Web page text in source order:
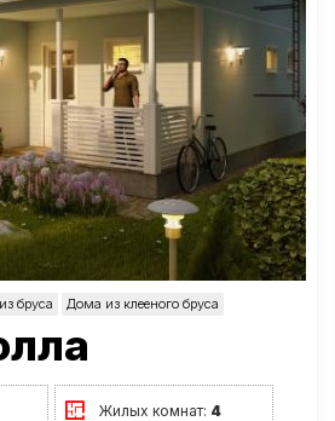
бруса Дома из клееного бруса
Жилых комнат: 4